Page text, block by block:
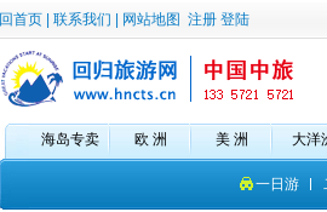
回首页 联系我们 网站地图 注册 登陆
海岛专卖 欧 洲 美 洲 大洋
一日游